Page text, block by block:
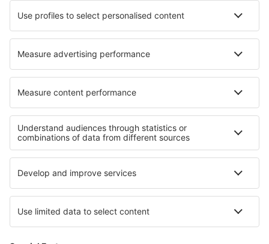
Hotels in Harrington Hotels in Großkarolinenfeld
Hotels in Pyrgadikia Hotels in Temple Sowerby
Hotels in Llanos de la Concepción
Beste hotels - regio's
Hotels in Goa Hotels in Goa
Hotels op de Zuidelijke peloponnesos Hotels in Aswan
Hotels in Pag Island Hotels in Sofia (province)
Hotels in Durban